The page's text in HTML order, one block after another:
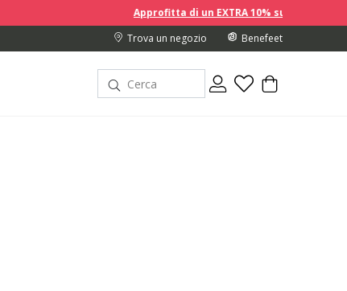
Approfitta di un EXTRA 10% sui prezzi scontati
Trova un negozio Benefeet